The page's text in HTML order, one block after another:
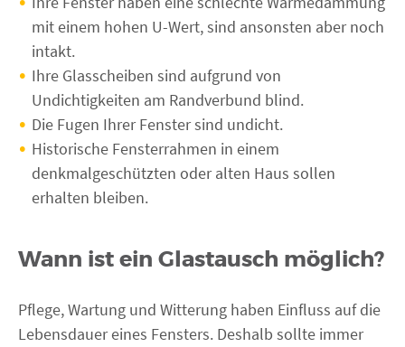
mit einem hohen U-Wert, sind ansonsten aber noch
intakt.
Ihre Glasscheiben sind aufgrund von
Undichtigkeiten am Randverbund blind.
Die Fugen Ihrer Fenster sind undicht.
Historische Fensterrahmen in einem
denkmalgeschützten oder alten Haus sollen
erhalten bleiben.
Wann ist ein Glastausch möglich?
Pflege, Wartung und Witterung haben Einfluss auf die
Lebensdauer eines Fensters. Deshalb sollte immer